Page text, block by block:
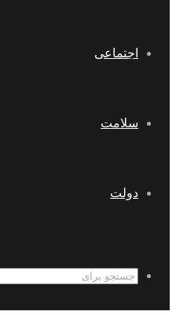
اجتماعی
سلامت
دولت